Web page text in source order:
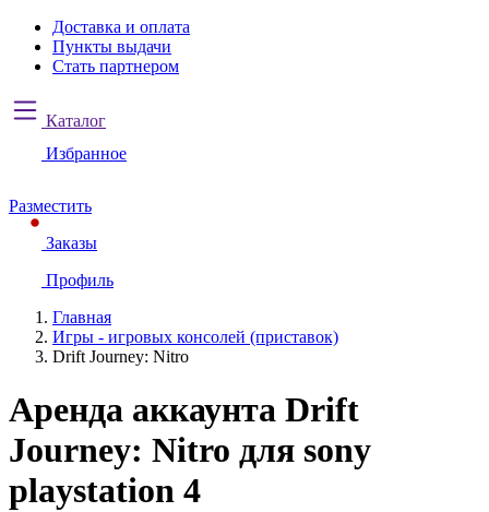
Доставка и оплата
Пункты выдачи
Стать партнером
Каталог
Избранное
Разместить
Заказы
Профиль
Главная
Игры - игровых консолей (приставок)
Drift Journey: Nitro
Аренда аккаунта Drift
Journey: Nitro для sony
playstation 4